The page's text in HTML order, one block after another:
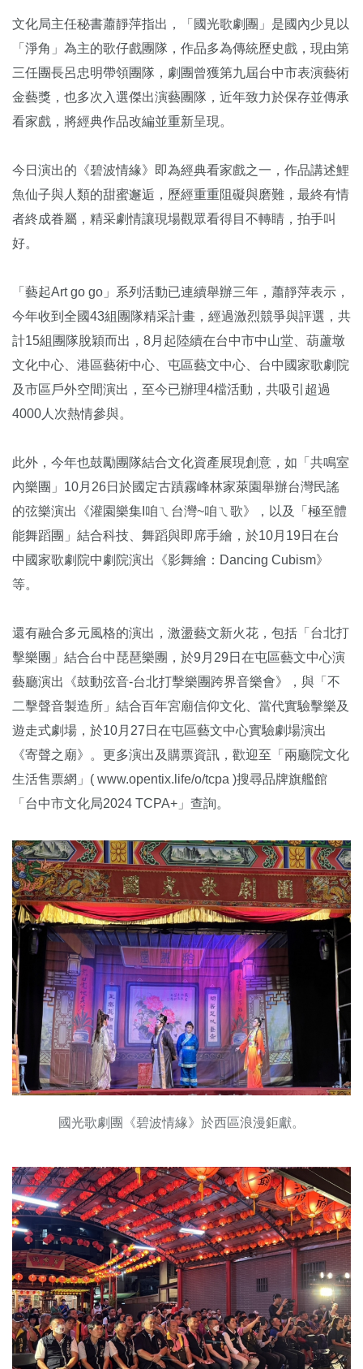
文化局主任秘書蕭靜萍指出，「國光歌劇團」是國內少見以
「淨角」為主的歌仔戲團隊，作品多為傳統歷史戲，現由第
三任團長呂忠明帶領團隊，劇團曾獲第九屆台中市表演藝術
金藝獎，也多次入選傑出演藝團隊，近年致力於保存並傳承
看家戲，將經典作品改編並重新呈現。
今日演出的《碧波情緣》即為經典看家戲之一，作品講述鯉
魚仙子與人類的甜蜜邂逅，歷經重重阻礙與磨難，最終有情
者終成眷屬，精采劇情讓現場觀眾看得目不轉睛，拍手叫
好。
「藝起Art go go」系列活動已連續舉辦三年，蕭靜萍表示，
今年收到全國43組團隊精采計畫，經過激烈競爭與評選，共
計15組團隊脫穎而出，8月起陸續在台中市中山堂、葫蘆墩
文化中心、港區藝術中心、屯區藝文中心、台中國家歌劇院
及市區戶外空間演出，至今已辦理4檔活動，共吸引超過
4000人次熱情參與。
此外，今年也鼓勵團隊結合文化資產展現創意，如「共鳴室
內樂團」10月26日於國定古蹟霧峰林家萊園舉辦台灣民謠
的弦樂演出《灌園樂集I咱ㄟ台灣~咱ㄟ歌》，以及「極至體
能舞蹈團」結合科技、舞蹈與即席手繪，於10月19日在台
中國家歌劇院中劇院演出《影舞繪：Dancing Cubism》
等。
還有融合多元風格的演出，激盪藝文新火花，包括「台北打
擊樂團」結合台中琵琶樂團，於9月29日在屯區藝文中心演
藝廳演出《鼓動弦音-台北打擊樂團跨界音樂會》，與「不
二擊聲音製造所」結合百年宮廟信仰文化、當代實驗擊樂及
遊走式劇場，於10月27日在屯區藝文中心實驗劇場演出
《寄聲之廟》。更多演出及購票資訊，歡迎至「兩廳院文化
生活售票網」( www.opentix.life/o/tcpa )搜尋品牌旗艦館
「台中市文化局2024 TCPA+」查詢。
國光歌劇團《碧波情緣》於西區浪漫鉅獻。